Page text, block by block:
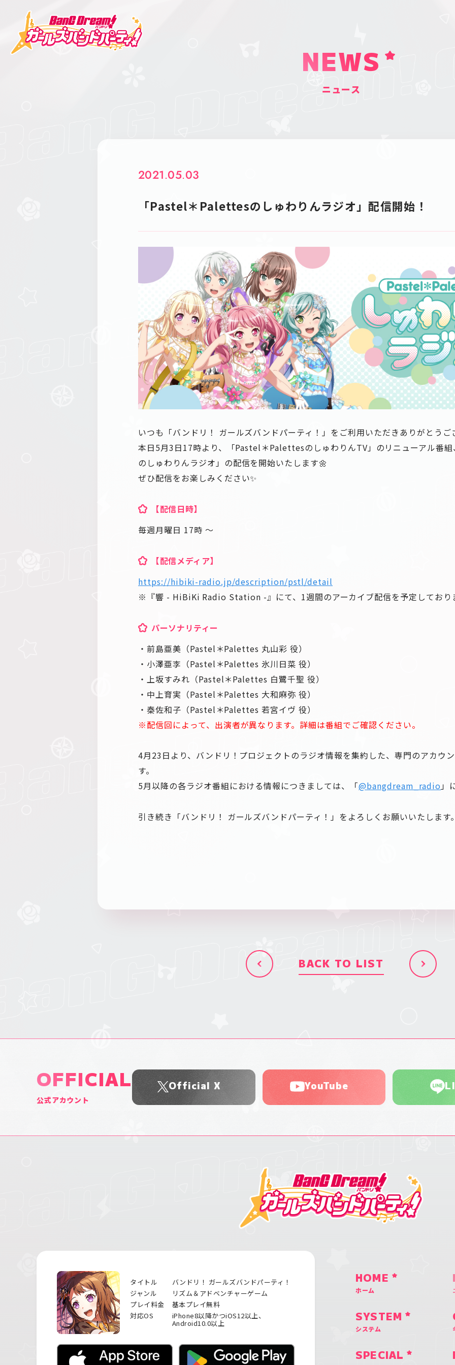
NEWS
ニュース
2021.05.03
「Pastel＊Palettesのしゅわりんラジオ」配信開始！
いつも「バンドリ！ ガールズバンドパーティ！」をご利用いただきありがとうご
本日5月3日17時より、「Pastel＊PalettesのしゅわりんTV」のリニューアル番
のしゅわりんラジオ」の配信を開始いたします🌼
ぜひ配信をお楽しみください✨
【配信日時】
毎週月曜日 17時 ～
【配信メディア】
https://hibiki-radio.jp/description/pstl/detail
※『響 - HiBiKi Radio Station -』にて、1週間のアーカイブ配信を予定しており
パーソナリティー
・前島亜美（Pastel＊Palettes 丸山彩 役）
・小澤亜李（Pastel＊Palettes 氷川日菜 役）
・上坂すみれ（Pastel＊Palettes 白鷺千聖 役）
・中上育実（Pastel＊Palettes 大和麻弥 役）
・秦佐和子（Pastel＊Palettes 若宮イヴ 役）
※配信回によって、出演者が異なります。詳細は番組でご確認ください。
4月23日より、バンドリ！プロジェクトのラジオ情報を集約した、専門のアカウ
す。
5月以降の各ラジオ番組における情報につきましては、「@bangdream_radio」
引き続き「バンドリ！ ガールズバンドパーティ！」をよろしくお願いいたします
BACK TO LIST
OFFICIAL
公式アカウント
Official X YouTube
HOME
ホーム
SYSTEM
システム
SPECIAL
タイトル
バンドリ！ ガールズバンドパーティ！
ジャンル
リズム＆アドベンチャーゲーム
プレイ料金
基本プレイ無料
対応OS
iPhone8以降かつiOS12以上、
Android10.0以上